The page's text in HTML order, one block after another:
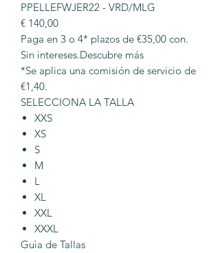
PPELLEFWJER22 - VRD/MLG
€ 140,00
Paga en 3 o 4* plazos de €35,00 con.
Sin intereses.Descubre más
*Se aplica una comisión de servicio de
€1,40.
SELECCIONA LA TALLA
XXS
XS
S
M
L
XL
XXL
XXXL
Guìa de Tallas